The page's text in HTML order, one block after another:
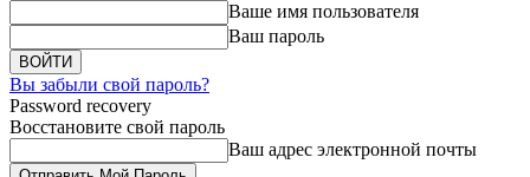
Ваше имя пользователя
Ваш пароль
Вы забыли свой пароль?
Password recovery
Восстановите свой пароль
Ваш адрес электронной почты